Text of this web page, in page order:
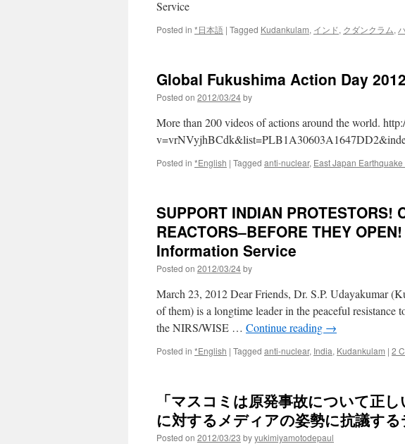
Service
Posted in *日本語 | Tagged Kudankulam, インド, クダンクラム,
Global Fukushima Action Day 2012
Posted on 2012/03/24by
More than 200 videos of actions around the world.
Posted in *English | Tagged anti-nuclear, East Japan
SUPPORT INDIAN PROTESTORS!
REACTORS–BEFORE THEY
Information Service
Posted on 2012/03/24by
March 23, 2012 Dear Friends, Dr. S.P. Udayakumar
of them) is a longtime leader in the peaceful resistance
the NIRS/WISE … Continue reading →
Posted in *English | Tagged anti-nuclear, India, Kudankulam | 2
「マスコミは原発事故について正
に対するメディアの姿勢に抗議す
Posted on 2012/03/23 byyukimiyamotodepaul